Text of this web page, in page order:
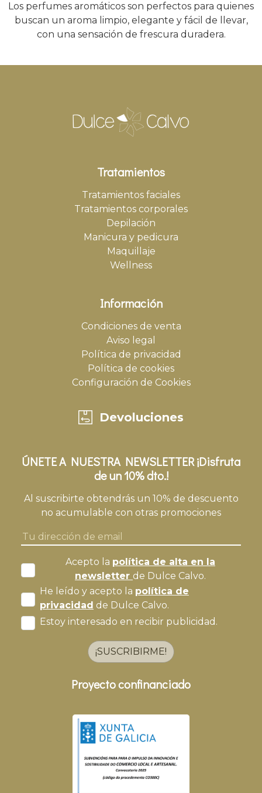
Los perfumes aromáticos son perfectos para quienes
buscan un aroma limpio, elegante y fácil de llevar,
con una sensación de frescura duradera.
Tratamientos
Tratamientos faciales
Tratamientos corporales
Depilación
Manicura y pedicura
Maquillaje
Wellness
Información
Condiciones de venta
Aviso legal
Política de privacidad
Política de cookies
Configuración de Cookies
Devoluciones
ÚNETE A NUESTRA NEWSLETTER ¡Disfruta
de un 10% dto.!
Al suscribirte obtendrás un 10% de descuento
no acumulable con otras promociones
Acepto la política de alta en la
newsletter de Dulce Calvo.
He leído y acepto la política de
privacidad de Dulce Calvo.
Estoy interesado en recibir publicidad.
¡SUSCRIBIRME!
Proyecto confinanciado